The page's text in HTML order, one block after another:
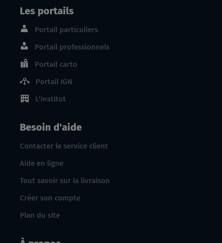
Les portails
Portail particuliers
Portail professionnels
Portail carto
Portail IGN
L'institut
Besoin d'aide
Contacter le service client
Aide en ligne
Tout savoir sur la livraison
Créer son compte
Plan du site